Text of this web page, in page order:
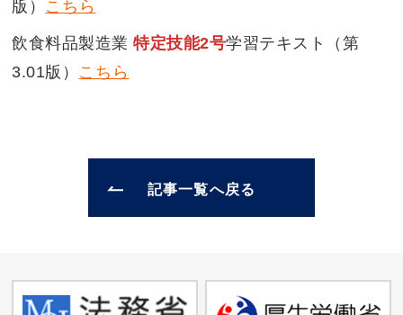
版） こちら
飲食料品製造業特定技能2号学習テキスト（第
3.01版） こちら
記事一覧へ戻る